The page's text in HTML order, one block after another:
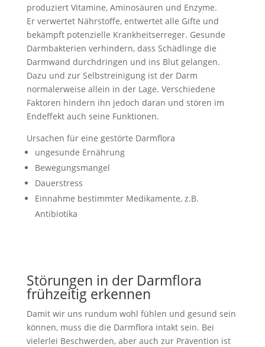
produziert Vitamine, Aminosäuren und Enzyme.
Er verwertet Nährstoffe, entwertet alle Gifte und
bekämpft potenzielle Krankheitserreger. Gesunde
Darmbakterien verhindern, dass Schädlinge die
Darmwand durchdringen und ins Blut gelangen.
Dazu und zur Selbstreinigung ist der Darm
normalerweise allein in der Lage. Verschiedene
Faktoren hindern ihn jedoch daran und stören im
Endeffekt auch seine Funktionen.
Ursachen für eine gestörte Darmflora
ungesunde Ernährung
Bewegungsmangel
Dauerstress
Einnahme bestimmter Medikamente, z.B.
Antibiotika
Störungen in der Darmflora
frühzeitig erkennen
Damit wir uns rundum wohl fühlen und gesund sein
können, muss die die Darmflora intakt sein. Bei
vielerlei Beschwerden, aber auch zur Prävention ist